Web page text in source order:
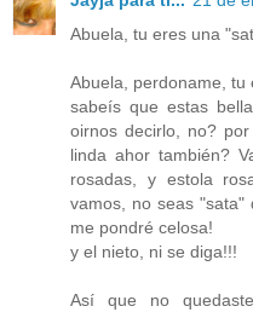
Abuela, tu eres una
Abuela, perdoname, tu
sabeís que estas
oirnos decirlo, no?
linda ahor también?
rosadas, y estola
vamos, no seas
me pondré celosa!
y el nieto, ni se diga!!!
Así que no